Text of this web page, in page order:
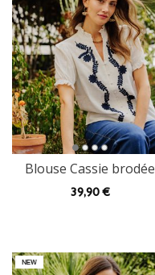
Blouse Cassie brodée
39,90 €